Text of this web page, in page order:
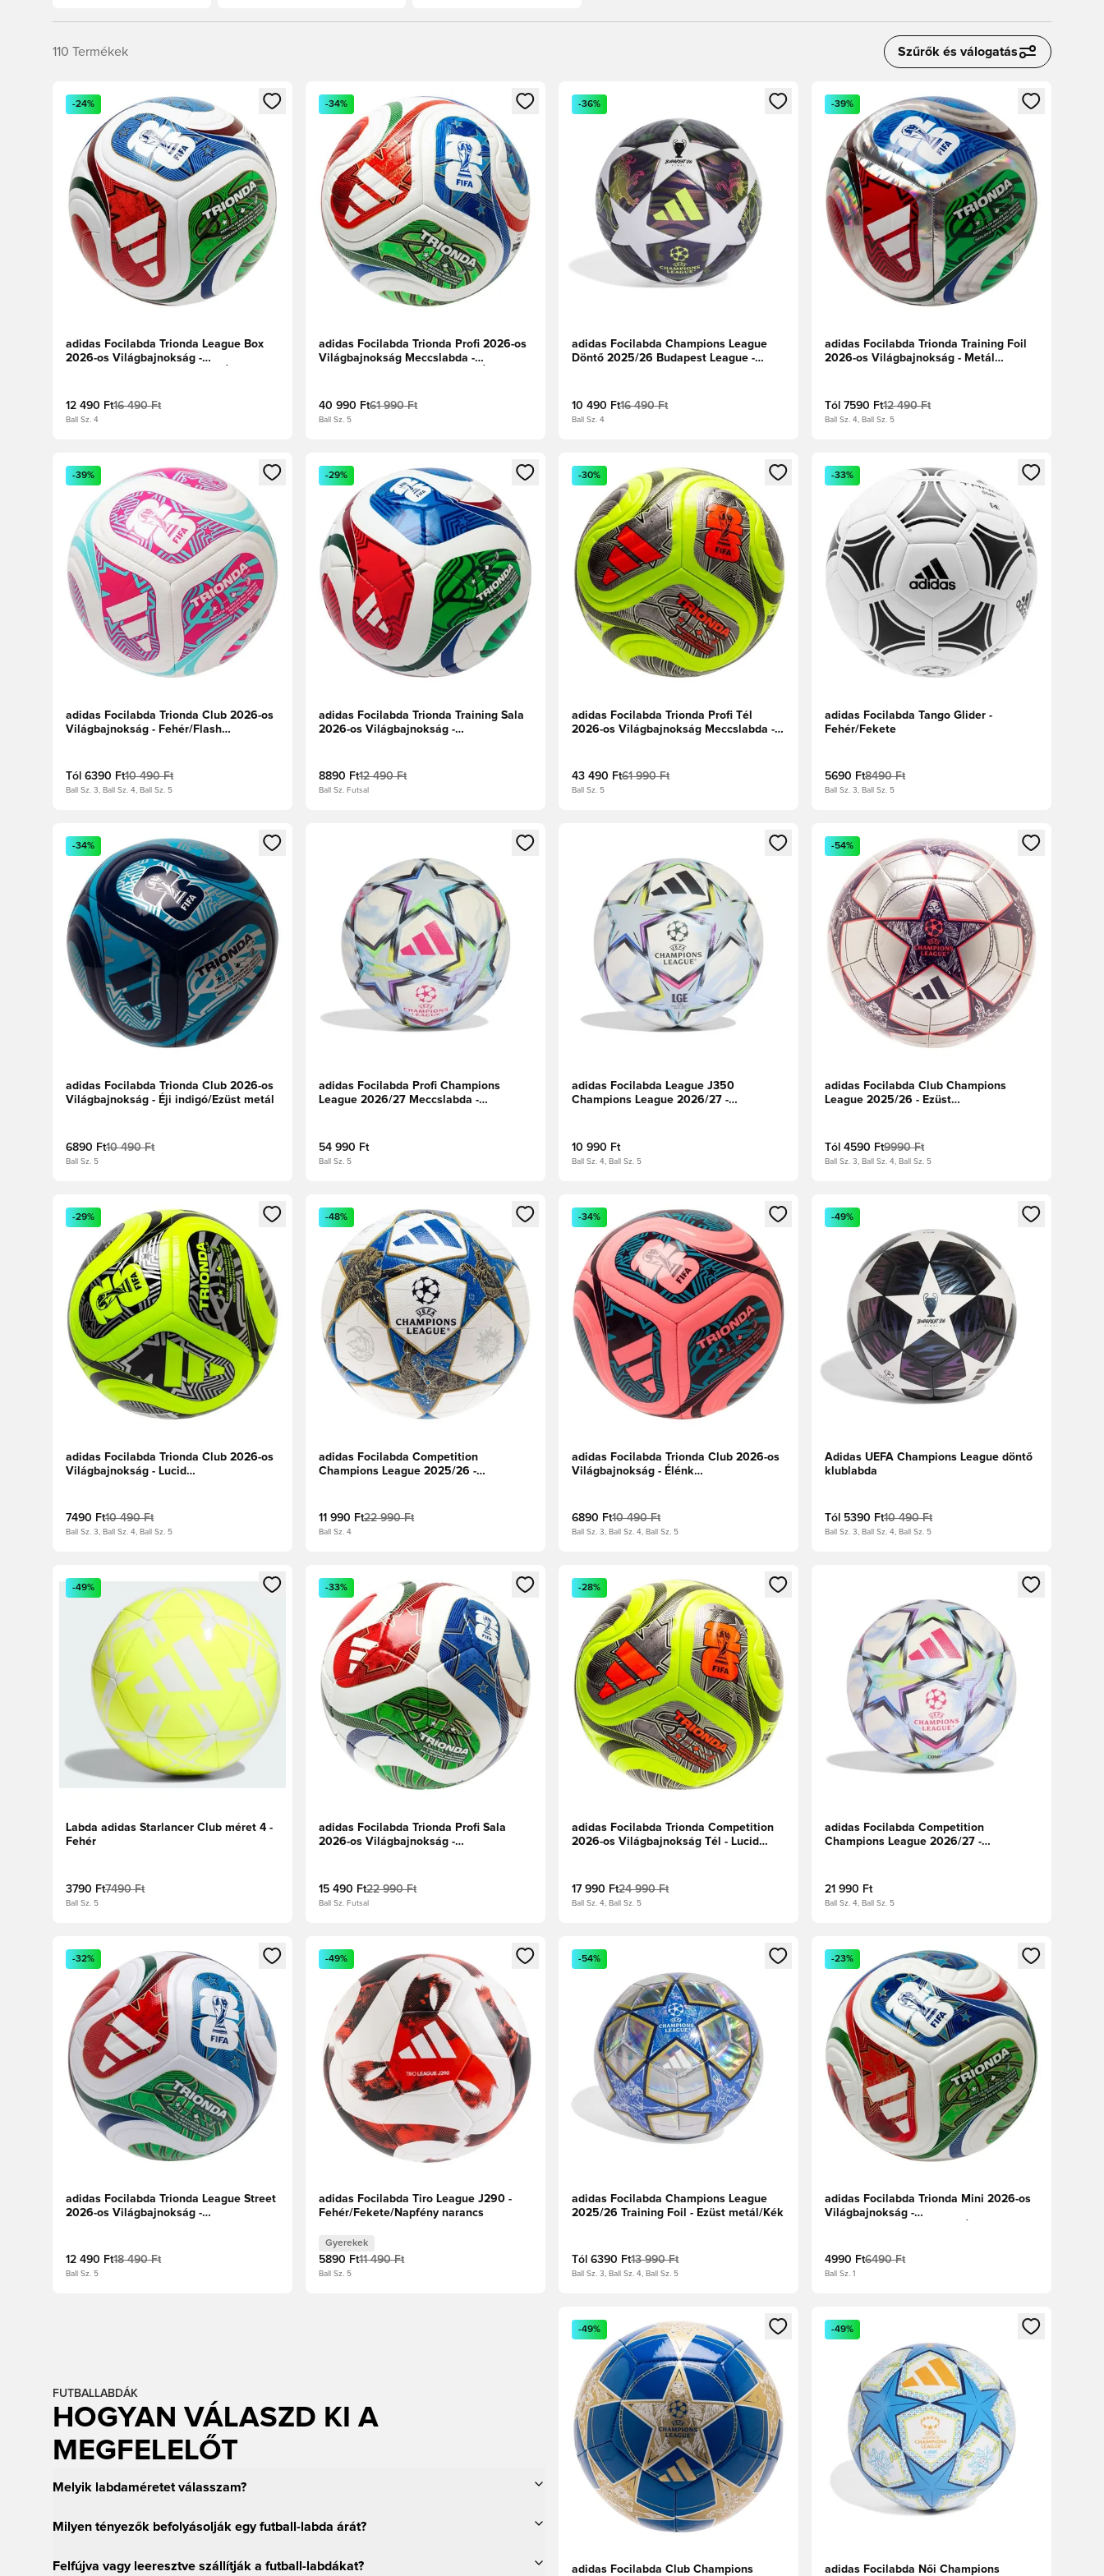
110 Termékek Szűrők és válogatás
Megnyit egy modált a bejelentkezéshez vagy a tagként való regisztrációhoz
-24%
adidas Focilabda Trionda League Box
2026-os Világbajnokság -
12 490 Ft16 490 Ft
Ball Sz. 4
Megnyit egy modált a bejelentkezéshez vagy a tagként való regisztrációhoz
-34%
adidas Focilabda Trionda Profi 2026-os
Világbajnokság Meccslabda -
40 990 Ft61 990 Ft
Ball Sz. 5
Megnyit egy modált a bejelentkezéshez vagy a tagként való regisztrációhoz
-36%
adidas Focilabda Champions League
Döntő 2025/26 Budapest League -
10 490 Ft16 490 Ft
Ball Sz. 4
Megnyit egy modált a bejelentkezéshez vagy a
-39%
adidas Focilabda Trionda Training Foil
2026-os Világbajnokság - Metál
Tól 7590 Ft12 490 Ft
Ball Sz. 4, Ball Sz. 5
Megnyit egy modált a bejelentkezéshez vagy a tagként való regisztrációhoz
-39%
adidas Focilabda Trionda Club 2026-os
Világbajnokság - Fehér/Flash
Tól 6390 Ft10 490 Ft
Ball Sz. 3, Ball Sz. 4, Ball Sz. 5
Megnyit egy modált a bejelentkezéshez vagy a tagként való regisztrációhoz
-29%
adidas Focilabda Trionda Training Sala
2026-os Világbajnokság -
8890 Ft12 490 Ft
Ball Sz. Futsal
Megnyit egy modált a bejelentkezéshez vagy a tagként való regisztrációhoz
-30%
adidas Focilabda Trionda Profi Tél
2026-os Világbajnokság Meccslabda -
43 490 Ft61 990 Ft
Ball Sz. 5
Megnyit egy modált a bejelentkezéshez vagy a
-33%
adidas Focilabda Tango Glider -
Fehér/Fekete
5690 Ft8490 Ft
Ball Sz. 3, Ball Sz. 5
Megnyit egy modált a bejelentkezéshez vagy a tagként való regisztrációhoz
-34%
adidas Focilabda Trionda Club 2026-os
Világbajnokság - Éji indigó/Ezüst metál
6890 Ft10 490 Ft
Ball Sz. 5
Megnyit egy modált a bejelentkezéshez vagy a tagként való regisztrációhoz
adidas Focilabda Profi Champions
League 2026/27 Meccslabda -
54 990 Ft
Ball Sz. 5
Megnyit egy modált a bejelentkezéshez vagy a tagként való regisztrációhoz
adidas Focilabda League J350
Champions League 2026/27 -
10 990 Ft
Ball Sz. 4, Ball Sz. 5
Megnyit egy modált a bejelentkezéshez vagy a
-54%
adidas Focilabda Club Champions
League 2025/26 - Ezüst
Tól 4590 Ft9990 Ft
Ball Sz. 3, Ball Sz. 4, Ball Sz. 5
Megnyit egy modált a bejelentkezéshez vagy a tagként való regisztrációhoz
-29%
adidas Focilabda Trionda Club 2026-os
Világbajnokság - Lucid
7490 Ft10 490 Ft
Ball Sz. 3, Ball Sz. 4, Ball Sz. 5
Megnyit egy modált a bejelentkezéshez vagy a tagként való regisztrációhoz
-48%
adidas Focilabda Competition
Champions League 2025/26 -
11 990 Ft22 990 Ft
Ball Sz. 4
Megnyit egy modált a bejelentkezéshez vagy a tagként való regisztrációhoz
-34%
adidas Focilabda Trionda Club 2026-os
Világbajnokság - Élénk
6890 Ft10 490 Ft
Ball Sz. 3, Ball Sz. 4, Ball Sz. 5
Megnyit egy modált a bejelentkezéshez vagy a
-49%
Adidas UEFA Champions League döntő
klublabda
Tól 5390 Ft10 490 Ft
Ball Sz. 3, Ball Sz. 4, Ball Sz. 5
Megnyit egy modált a bejelentkezéshez vagy a tagként való regisztrációhoz
-49%
Labda adidas Starlancer Club méret 4 -
Fehér
3790 Ft7490 Ft
Ball Sz. 5
Megnyit egy modált a bejelentkezéshez vagy a tagként való regisztrációhoz
-33%
adidas Focilabda Trionda Profi Sala
2026-os Világbajnokság -
15 490 Ft22 990 Ft
Ball Sz. Futsal
Megnyit egy modált a bejelentkezéshez vagy a tagként való regisztrációhoz
-28%
adidas Focilabda Trionda Competition
2026-os Világbajnokság Tél - Lucid
17 990 Ft24 990 Ft
Ball Sz. 4, Ball Sz. 5
Megnyit egy modált a bejelentkezéshez vagy a
adidas Focilabda Competition
Champions League 2026/27 -
21 990 Ft
Ball Sz. 4, Ball Sz. 5
Megnyit egy modált a bejelentkezéshez vagy a tagként való regisztrációhoz
-32%
adidas Focilabda Trionda League Street
2026-os Világbajnokság -
12 490 Ft18 490 Ft
Ball Sz. 5
Megnyit egy modált a bejelentkezéshez vagy a tagként való regisztrációhoz
-49%
adidas Focilabda Tiro League J290 -
Fehér/Fekete/Napfény narancs
Gyerekek
5890 Ft11 490 Ft
Ball Sz. 5
Megnyit egy modált a bejelentkezéshez vagy a tagként való regisztrációhoz
-54%
adidas Focilabda Champions League
2025/26 Training Foil - Ezüst metál/Kék
Tól 6390 Ft13 990 Ft
Ball Sz. 3, Ball Sz. 4, Ball Sz. 5
Megnyit egy modált a bejelentkezéshez vagy a
-23%
adidas Focilabda Trionda Mini 2026-os
Világbajnokság -
4990 Ft6490 Ft
Ball Sz. 1
FUTBALLABDÁK
HOGYAN VÁLASZD KI A
MEGFELELŐT
Melyik labdaméretet válasszam?
Milyen tényezők befolyásolják egy futball-labda árát?
Felfújva vagy leeresztve szállítják a futball-labdákat?
Megnyit egy modált a bejelentkezéshez vagy a tagként való regisztrációhoz
-49%
adidas Focilabda Club Champions
Megnyit egy modált a bejelentkezéshez vagy a
-49%
adidas Focilabda Női Champions